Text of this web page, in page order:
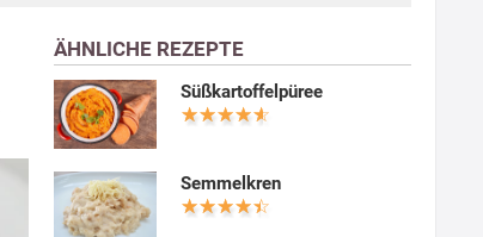
ÄHNLICHE REZEPTE
Süßkartoffelpüree
Semmelkren